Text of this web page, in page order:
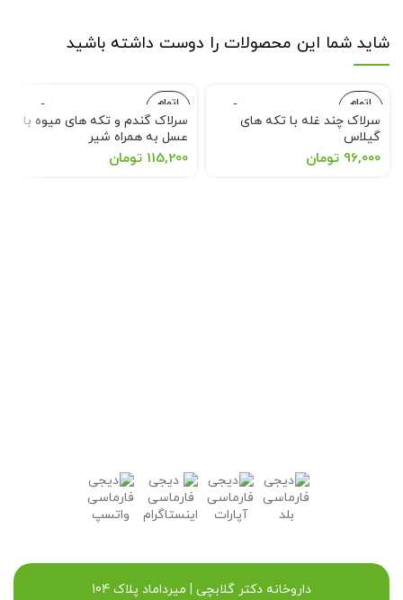
شاید شما این محصولات را دوست داشته باشید
اتمام
موجودی
سرلاک چند غله با تکه های
گیلاس
Cerelac Multi Grains With
96,000 تومان
اتمام
موجودی
سرلاک گندم و تکه های میوه با
عسل به همراه شیر
Cerelac Wheat and Fruit
115,200 تومان
داروخانه دکتر گلابچی | میرداماد پلاک 104